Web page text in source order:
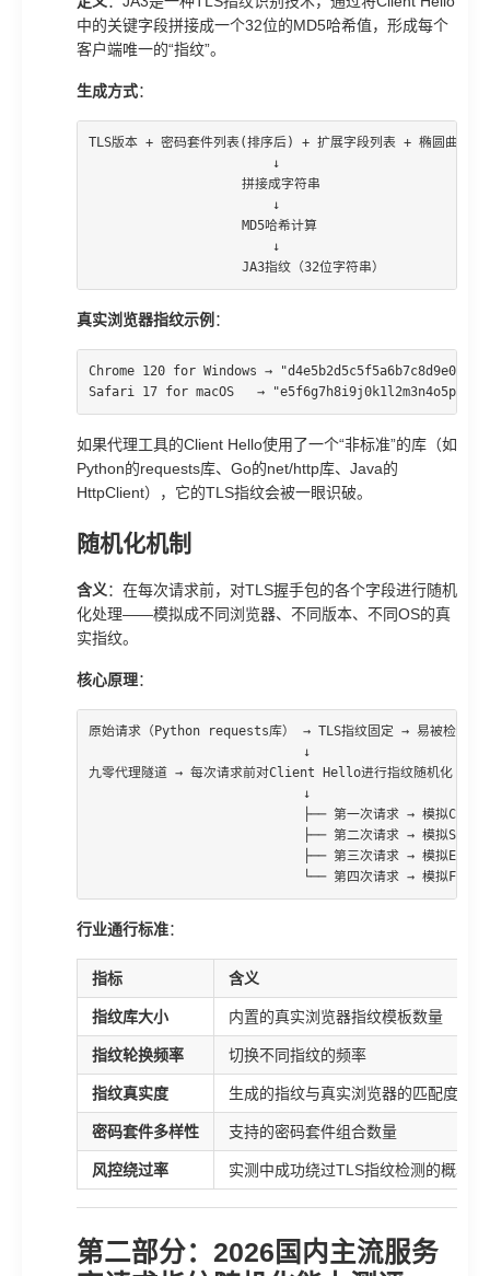
中的关键字段拼接成一个32位的MD5哈希值，形成每个
客户端唯一的“指纹”。
生成方式：
TLS版本 + 密码套件列表(排序后) + 扩展字段列表 + 椭圆曲线列
                        ↓
                    拼接成字符串
                        ↓
                    MD5哈希计算
                        ↓
                    JA3指纹（32位字符串）
真实浏览器指纹示例 ：
Chrome 120 for Windows →
Safari 17 for macOS   →
如果代理工具的Client Hello使用了一个“非标准”的库（如
Python的requests库、Go的net/http库、Java的
HttpClient），它的TLS指纹会被一眼识破。
随机化机制
含义：在每次请求前，对TLS握手包的各个字段进行随机
化处理——模拟成不同浏览器、不同版本、不同OS的真
实指纹。
核心原理：
原始请求（Python requests库） → TLS指纹固定 → 易被检测
                            ↓
九零代理隧道 → 每次请求前对Client Hello进行指纹随机化
                            ↓
├── 第一次请求 → 模拟
├── 第二次请求 → 模拟
├── 第三次请求 → 模拟Edge
└── 第四次请求 → 模拟
行业通行标准：
指标 含义
指纹库大小 内置的真实浏览器指纹模板数量
指纹轮换频率 切换不同指纹的频率
指纹真实度 生成的指纹与真实浏览器的匹配度
密码套件多样性 支持的密码套件组合数量
风控绕过率 实测中成功绕过TLS指纹检测的概率
第二部分：2026国内主流服务